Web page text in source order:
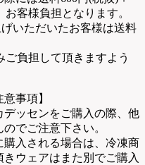
客様負担となります。
げいただいたお客様は送料
ご負担して頂きますよう
事項】
デッセンをご購入の際、他
でご注意下さい。
購入される場合は、冷凍商
ウェアはまた別でご購入